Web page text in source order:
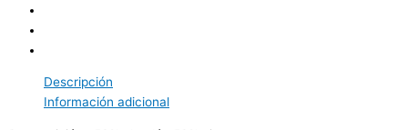
Descripción
Información adicional